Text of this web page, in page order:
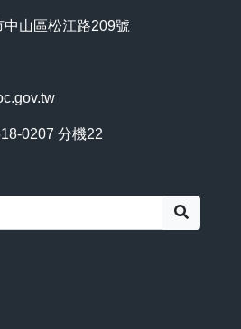
山區松江路209號
0207 分機22